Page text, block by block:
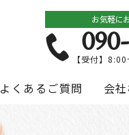
お気軽に
【受付】
よくあるご質問 会